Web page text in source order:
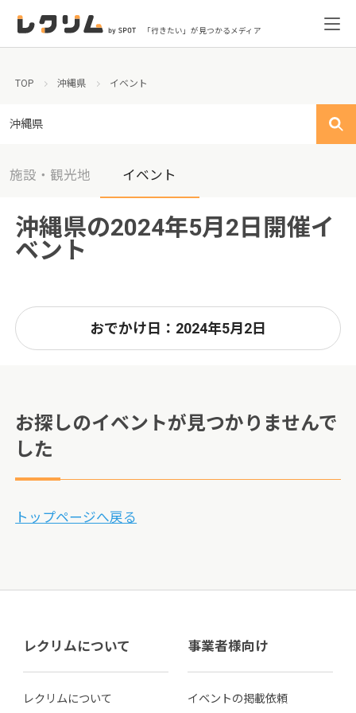
「行きたい」が見つかるメディア
TOP 沖縄県 イベント
沖縄県
施設・観光地 イベント
沖縄県の2024年5月2日開催イ
ベント
おでかけ日：2024年5月2日
お探しのイベントが見つかりませんで
した
トップページへ戻る
レクリムについて
レクリムについて
事業者様向け
イベントの掲載依頼